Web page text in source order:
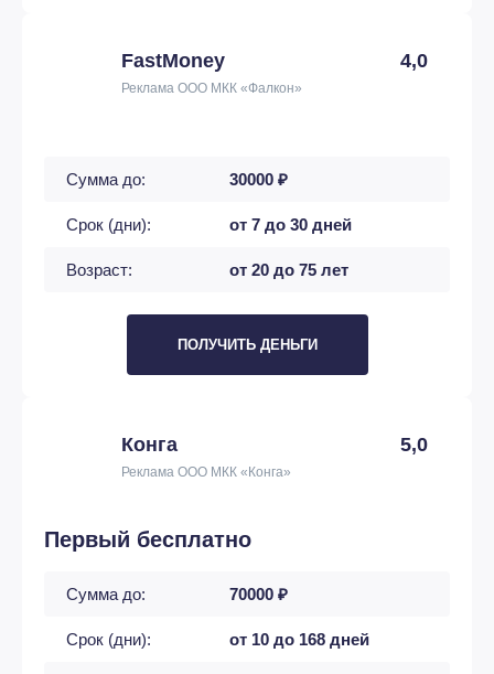
FastMoney 4,0
Реклама ООО МКК «Фалкон»
Сумма до: 30000 ₽
Срок (дни): от 7 до 30 дней
Возраст: от 20 до 75 лет
ПОЛУЧИТЬ ДЕНЬГИ
Конга 5,0
Реклама ООО МКК «Конга»
Первый бесплатно
Сумма до: 70000 ₽
Срок (дни): от 10 до 168 дней